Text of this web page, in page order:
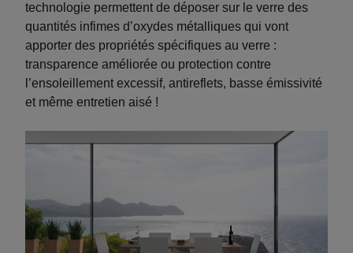
technologie permettent de déposer sur le verre des
quantités infimes d’oxydes métalliques qui vont
apporter des propriétés spécifiques au verre :
transparence améliorée ou protection contre
l’ensoleillement excessif, antireflets, basse émissivité
et même entretien aisé !